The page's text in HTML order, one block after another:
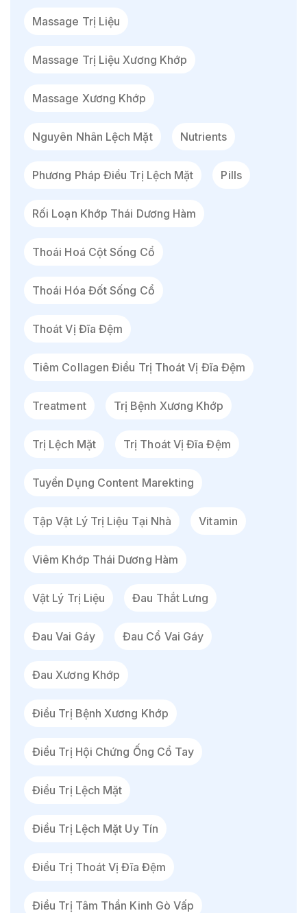
Massage Trị Liệu
Massage Trị Liệu Xương Khớp
Massage Xương Khớp
Nguyên Nhân Lệch Mặt Nutrients
Phương Pháp Điều Trị Lệch Mặt Pills
Rối Loạn Khớp Thái Dương Hàm
Thoái Hoá Cột Sống Cổ
Thoái Hóa Đốt Sống Cổ
Thoát Vị Đĩa Đệm
Tiêm Collagen Điều Trị Thoát Vị Đĩa Đệm
Treatment Trị Bệnh Xương Khớp
Trị Lệch Mặt Trị Thoát Vị Đĩa Đệm
Tuyển Dụng Content Marekting
Tập Vật Lý Trị Liệu Tại Nhà Vitamin
Viêm Khớp Thái Dương Hàm
Vật Lý Trị Liệu Đau Thắt Lưng
Đau Vai Gáy Đau Cổ Vai Gáy
Đau Xương Khớp
Điều Trị Bệnh Xương Khớp
Điều Trị Hội Chứng Ống Cổ Tay
Điều Trị Lệch Mặt
Điều Trị Lệch Mặt Uy Tín
Điều Trị Thoát Vị Đĩa Đệm
Điều Trị Tâm Thần Kinh Gò Vấp